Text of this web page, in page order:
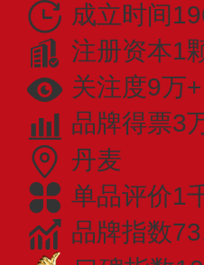
成立时间
注册资本1
关注度9万+
品牌得票3
丹麦
单品评价1
品牌指数